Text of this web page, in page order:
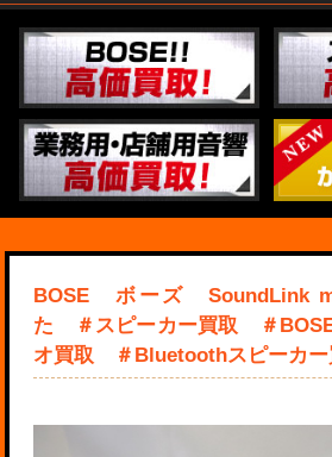
BOSE ボーズ SoundLink
た ＃スピーカー買取 ＃
オ買取 ＃Bluetoothスピーカ